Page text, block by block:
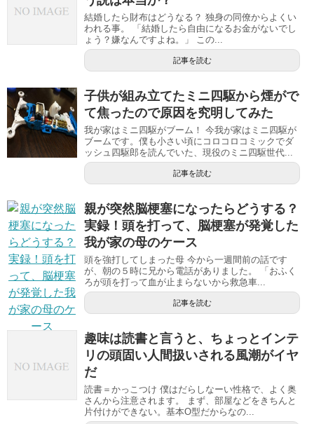
結婚したら財布はどうなる？ 独身の同僚からよくい
われる事。 「結婚したら自由になるお金がないでし
ょう？嫌なんですよね。」 この...
記事を読む
子供が組み立てたミニ四駆から煙がで
て焦ったので原因を究明してみた
我が家はミニ四駆がブーム！ 今我が家はミニ四駆が
ブームです。僕も小さい頃にコロコロコミックでダ
ッシュ四駆郎を読んでいた、現役のミニ四駆世代...
記事を読む
親が突然脳梗塞になったらどうする？
実録！頭を打って、脳梗塞が発覚した
我が家の母のケース
頭を強打してしまった母 今から一週間前の話です
が、朝の５時に兄から電話がありました。 「おふく
ろが頭を打って血が止まらないから救急車...
記事を読む
趣味は読書と言うと、ちょっとインテ
リの頭固い人間扱いされる風潮がイヤ
だ
読書＝かっこつけ 僕はだらしなーい性格で、よく奥
さんから注意されます。 まず、部屋などをきちんと
片付けができない。基本O型だからなの...